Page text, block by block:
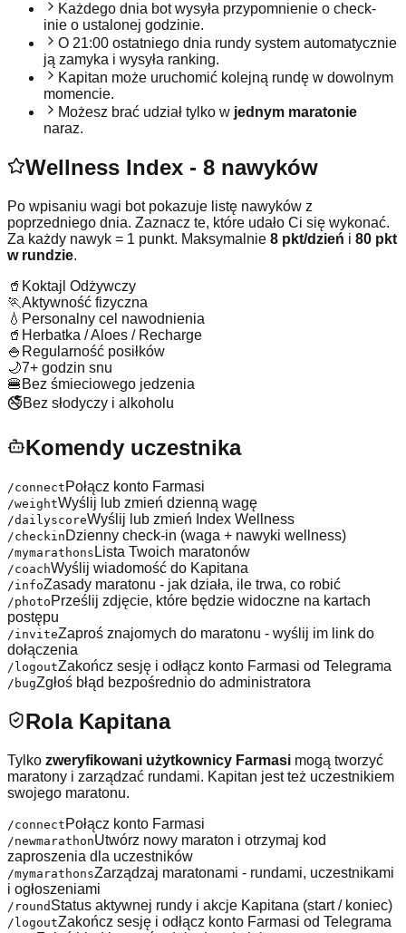
Każdego dnia bot wysyła przypomnienie o check-
inie o ustalonej godzinie.
O 21:00 ostatniego dnia rundy system automatycznie
ją zamyka i wysyła ranking.
Kapitan może uruchomić kolejną rundę w dowolnym
momencie.
Możesz brać udział tylko w jednym maratonie
naraz.
Wellness Index - 8 nawyków
Po wpisaniu wagi bot pokazuje listę nawyków z
poprzedniego dnia. Zaznacz te, które udało Ci się wykonać.
Za każdy nawyk = 1 punkt. Maksymalnie 8 pkt/dzień i 80 pkt
w rundzie.
🥤 Koktajl Odżywczy
🏃Aktywność fizyczna
💧 Personalny cel nawodnienia
🥤 Herbatka / Aloes / Recharge
🍚 Regularność posiłków
🌙7+ godzin snu
🍔 Bez śmieciowego jedzenia
🚭Bez słodyczy i alkoholu
Komendy uczestnika
/connect Połącz konto Farmasi
/weightWyślij lub zmień dzienną wagę
/dailyscoreWyślij lub zmień Index Wellness
/checkin Dzienny check-in (waga + nawyki wellness)
/mymarathons Lista Twoich maratonów
/coachWyślij wiadomość do Kapitana
/infoZasady maratonu - jak działa, ile trwa, co robić
/photo Prześlij zdjęcie, które będzie widoczne na kartach
postępu
/inviteZaproś znajomych do maratonu - wyślij im link do
dołączenia
/logoutZakończ sesję i odłącz konto Farmasi od Telegrama
/bugZgłoś błąd bezpośrednio do administratora
Rola Kapitana
Tylko zweryfikowani użytkownicy Farmasi mogą tworzyć
maratony i zarządzać rundami. Kapitan jest też uczestnikiem
swojego maratonu.
/connect Połącz konto Farmasi
/newmarathonUtwórz nowy maraton i otrzymaj kod
zaproszenia dla uczestników
/mymarathonsZarządzaj maratonami - rundami, uczestnikami
i ogłoszeniami
/round Status aktywnej rundy i akcje Kapitana (start / koniec)
/logoutZakończ sesję i odłącz konto Farmasi od Telegrama